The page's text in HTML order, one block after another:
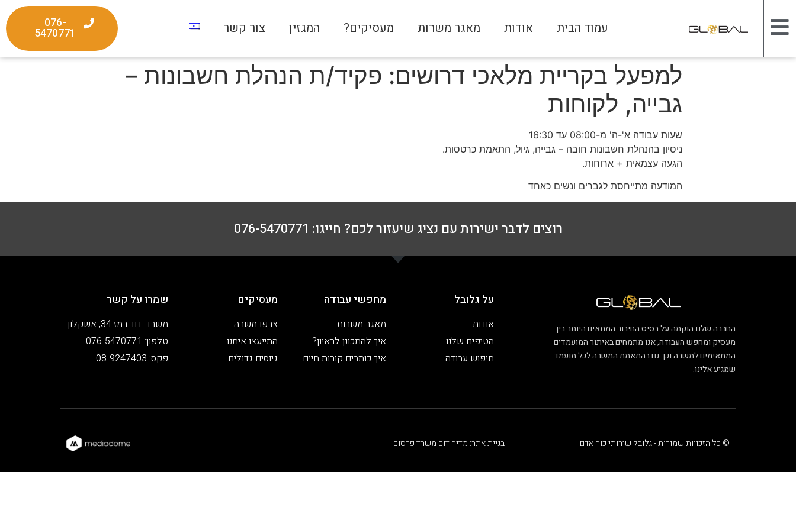
עמוד הבית אודות מאגר משרות מעסיקים? המגזין צור קשר 076-
5470771
למפעל בקריית מלאכי דרושים: פקיד/ת הנהלת חשבונות –
גבייה, לקוחות
שעות עבודה א'-ה' מ-08:00 עד 16:30
ניסיון בהנהלת חשבונות חובה – גבייה, גיול, התאמת כרטסות.
הגעה עצמאית + ארוחות.
המודעה מתייחסת לגברים ונשים כאחד
רוצים לדבר ישירות עם נציג שיעזור לכם? חייגו: 076-5470771
החברה שלנו הוקמה על בסיס החיבור המתאים היותר בין
מעסיק ומחפש העבודה, אנו מתמחים באיתור המועמדים
המתאימים למשרה וכך גם בהתאמת המשרה לכל מועמד
שמגיע אלינו.
על גלובל
אודות
הטיפים שלנו
חיפוש עבודה
מחפשי עבודה
מאגר משרות
איך להתכונן לראיון?
איך כותבים קורות חיים
מעסיקים
צרפו משרה
התייעצו איתנו
גיוסים גדולים
שמרו על קשר
משרד: דוד רמז 34, אשקלון
טלפון: 076-5470771
פקס: 08-9247403
© כל הזכויות שמורות - גלובל שירותי כוח אדם בניית אתר: מדיה דום משרד פרסום